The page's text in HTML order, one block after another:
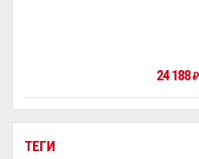
ТЕГИ
24 188₽